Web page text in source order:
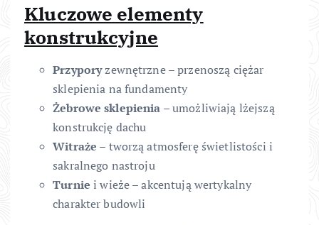
Kluczowe elementy
konstrukcyjne
Przyporyzewnętrzne – przenoszą ciężar
sklepienia na fundamenty
Żebrowe sklepienia – umożliwiają lżejszą
konstrukcję dachu
Witraże – tworzą atmosferę świetlistości i
sakralnego nastroju
Turnie i wieże – akcentują wertykalny
charakter budowli